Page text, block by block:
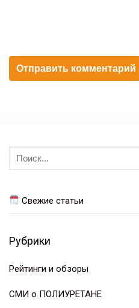
Искать:
Свежие статьи
Рубрики
Рейтинги и обзоры
СМИ о ПОЛИУРЕТАНЕ